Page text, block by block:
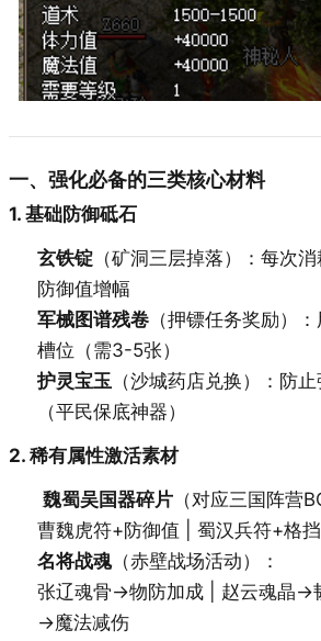
一、强化必备的三类核心材料
1. 基础防御砥石
玄铁锭 （矿洞三层掉落）：每次
防御值增幅
军械图谱残卷 （押镖任务奖励）
槽位（需3-5张）
护灵宝玉 （沙城药店兑换）：防
（平民保底神器）
2. 稀有属性激活素材
魏蜀吴国器碎片 （对应三国阵营
曹魏虎符+防御值 | 蜀汉兵符+格
名将战魂（赤壁战场活动）：
张辽魂骨→物防加成 | 赵云魂晶→
→魔法减伤